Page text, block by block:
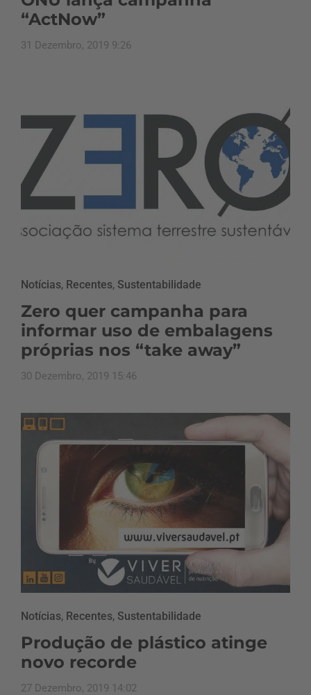
“ActNow”
31 Dezembro, 2019 9:26
Notícias, Recentes, Sustentabilidade
Zero quer campanha para
informar uso de embalagens
próprias nos “take away”
30 Dezembro, 2019 15:46
Notícias, Recentes, Sustentabilidade
Produção de plástico atinge
novo recorde
27 Dezembro, 2019 14:02